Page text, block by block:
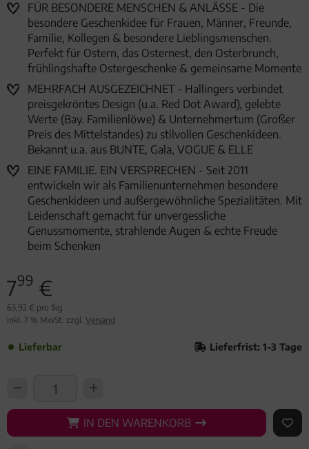
FÜR BESONDERE MENSCHEN & ANLÄSSE - Die
besondere Geschenkidee für Frauen, Männer, Freunde,
Familie, Kollegen & besondere Lieblingsmenschen.
Perfekt für Ostern, das Osternest, den Osterbrunch,
frühlingshafte Ostergeschenke & gemeinsame Momente
MEHRFACH AUSGEZEICHNET - Hallingers verbindet
preisgekröntes Design (u.a. Red Dot Award), gelebte
Werte (Bay. Familienlöwe) & Unternehmertum (Großer
Preis des Mittelstandes) zu stilvollen Geschenkideen.
Bekannt u.a. aus BUNTE, Gala, VOGUE & ELLE
EINE FAMILIE. EIN VERSPRECHEN - Seit 2011
entwickeln wir als Familienunternehmen besondere
Geschenkideen und außergewöhnliche Spezialitäten. Mit
Leidenschaft gemacht für unvergessliche
Genussmomente, strahlende Augen & echte Freude
beim Schenken
799 €
63,92 € pro 1kg
inkl. 7 % MwSt. zzgl. Versand
Lieferbar Lieferfrist: 1-3 Tage
IN DEN WARENKORB
IN DEN WARENKORB AUF